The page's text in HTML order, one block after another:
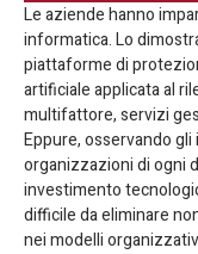
Le aziende hanno
informatica. Lo
piattaforme di
artificiale applicata al
multifattore, servizi
Eppure, osservando
organizzazioni di ogni
investimento
difficile da eliminare
nei modelli